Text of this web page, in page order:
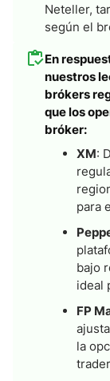
Neteller,
según el
En
nuestros
brókers
que los
bróker:
XM:
para
bajo
ideal
FP
la